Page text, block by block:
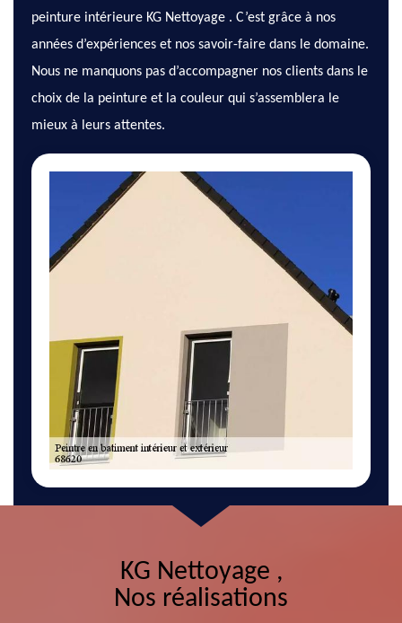
peinture intérieure KG Nettoyage . C’est grâce à nos
années d’expériences et nos savoir-faire dans le domaine.
Nous ne manquons pas d’accompagner nos clients dans le
choix de la peinture et la couleur qui s’assemblera le
mieux à leurs attentes.
KG Nettoyage ,
Nos réalisations